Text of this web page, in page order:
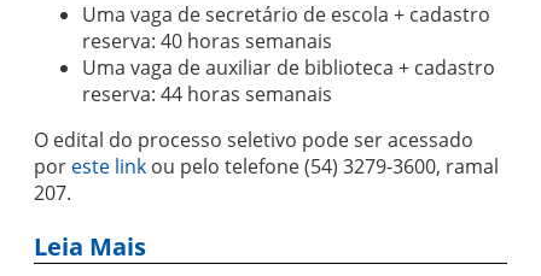
Uma vaga de secretário de escola + cadastro
reserva: 40 horas semanais
Uma vaga de auxiliar de biblioteca + cadastro
reserva: 44 horas semanais
O edital do processo seletivo pode ser acessado
por este link ou pelo telefone (54) 3279-3600, ramal
207.
Leia Mais